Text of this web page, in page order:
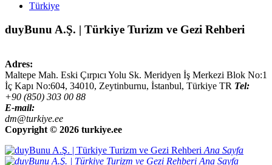
Türkiye
duyBunu A.Ş. | Türkiye Turizm ve Gezi Rehberi
Adres:
Maltepe Mah. Eski Çırpıcı Yolu Sk. Meridyen İş Merkezi Blok No:1
İç Kapı No:604, 34010, Zeytinburnu, İstanbul, Türkiye TR Tel:
+90 (850) 303 00 88
E-mail:
dm@turkiye.ee
Copyright © 2026 turkiye.ee
Ana Sayfa
Ana Sayfa